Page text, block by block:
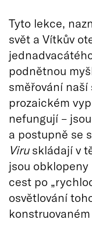
Tyto lekce,
svět a Vítkův
podnětnou
směřování naší
prozaickém
nefungují –
a postupně se
Viruskládají v
jsou
cest po
osvětlování